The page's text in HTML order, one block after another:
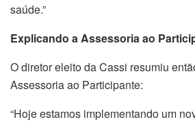
saúde.”
Explicando a Assessoria ao
O diretor eleito da Cassi resumiu
Assessoria ao Participante:
“Hoje estamos implementando um